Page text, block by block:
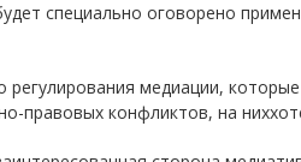
специально оговорено
медиации,
правовых конфликтов, на